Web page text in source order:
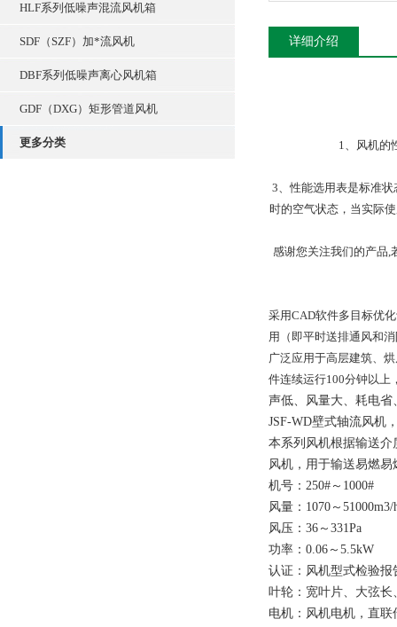
HLF系列低噪声混流风机箱
SDF（SZF）加*流风机
DBF系列低噪声离心风机箱
GDF（DXG）矩形管道风机
更多分类
详细介绍
1、风机的
3、性能选用表是标准
时的空气状态，当实际
感谢您关注我们的产品,
采用CAD软件多目标优
用（即平时送排通风和
广泛应用于高层建筑、
件连续运行100分钟以
声低、风量大、耗电
JSF-WD壁式轴流风机
本系列风机根据输送介
风机，用于输送易燃
机号：250#～1000#
风量：1070～51000m3/
风压：36～331Pa
功率：0.06～5.5kW
认证：风机型式检验报
叶轮：宽叶片、大弦
电机：风机电机，直联